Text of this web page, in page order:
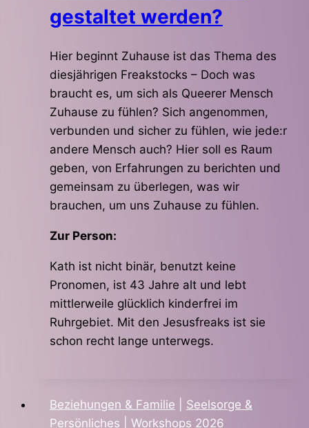
gestaltet werden?
Hier beginnt Zuhause ist das Thema des
diesjährigen Freakstocks – Doch was
braucht es, um sich als Queerer Mensch
Zuhause zu fühlen? Sich angenommen,
verbunden und sicher zu fühlen, wie jede:r
andere Mensch auch? Hier soll es Raum
geben, von Erfahrungen zu berichten und
gemeinsam zu überlegen, was wir
brauchen, um uns Zuhause zu fühlen.
Zur Person:
Kath ist nicht binär, benutzt keine
Pronomen, ist 43 Jahre alt und lebt
mittlerweile glücklich kinderfrei im
Ruhrgebiet. Mit den Jesusfreaks ist sie
schon recht lange unterwegs.
Beziehungen & Familie
Seelsorge &
Persönliches
Workshops 2026